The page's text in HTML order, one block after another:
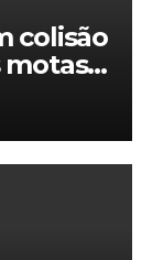
colisão
motas